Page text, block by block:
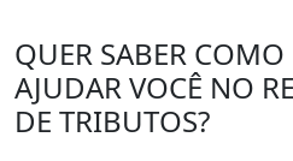
QUER SABER
AJUDAR VOCÊ NO
DE TRIBUTOS?